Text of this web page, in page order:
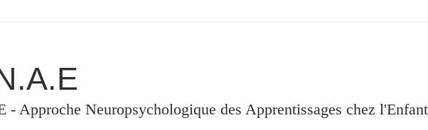
- Approche Neuropsychologique des Apprentissages chez